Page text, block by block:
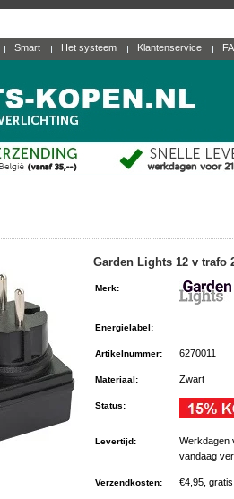
Smart Het systeem Klantenservice
Garden Lights 12 v trafo
Merk:
Energielabel:
Artikelnummer: 6270011
Materiaal: Zwart
Status:
Levertijd:
Werkdagen
vandaag
Verzendkosten: €4,95,